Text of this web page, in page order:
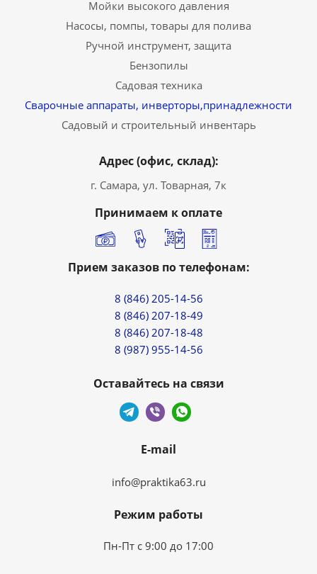
Мойки высокого давления
Насосы, помпы, товары для полива
Ручной инструмент, защита
Бензопилы
Садовая техника
Сварочные аппараты, инверторы,принадлежности
Садовый и строительный инвентарь
Адрес (офис, склад):
г. Самара, ул. Товарная, 7к
Принимаем к оплате
Прием заказов по телефонам:
8 (846) 205-14-56
8 (846) 207-18-49
8 (846) 207-18-48
8 (987) 955-14-56
Оставайтесь на связи
E-mail
info@praktika63.ru
Режим работы
Пн-Пт с 9:00 до 17:00